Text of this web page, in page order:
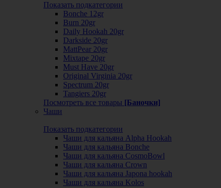
Показать подкатегории
Bonche 12gr
Burn 20gr
Daily Hookah 20gr
Darkside 20gr
MattPear 20gr
Mixtape 20gr
Must Have 20gr
Original Virginia 20gr
Spectrum 20gr
Tangiers 20gr
Посмотреть все товары [Баночки]
Чаши
Показать подкатегории
Чаши для кальяна Alpha Hookah
Чаши для кальяна Bonche
Чаши для кальяна CosmoBowl
Чаши для кальяна Crown
Чаши для кальяна Japona hookah
Чаши для кальяна Kolos